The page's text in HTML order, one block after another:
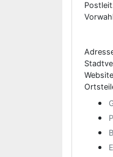
Website